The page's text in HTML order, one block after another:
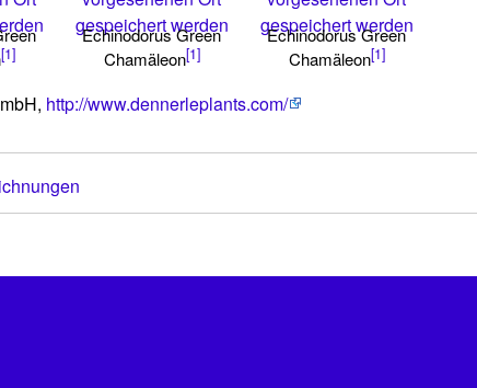
[1]
gespeichert werden
Echinodorus Green
Chamäleon[1]
gespeichert werden
Echinodorus Green
Chamäleon[1]
http://www.dennerleplants.com/